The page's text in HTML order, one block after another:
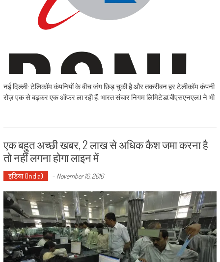
नई दिल्ली: टेलिकॉम कंपनियों के बीच जंग छिड़ चुकी है और तकरीबन हर टेलीकॉम कंपनी
रोज़ एक से बढ़कर एक ऑफर ला रही हैं. भारत संचार निगम लिमिटेड(बीएसएनएल) ने भी
एक बहुत अच्छी खबर, 2 लाख से अधिक कैश जमा करना है
तो नहीं लगना होगा लाइन में
इंडिया (India) - November 16, 2016